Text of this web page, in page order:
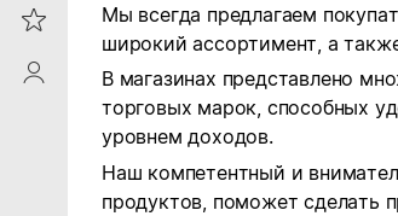
Reviews
ProfileSaby
Мы всегда предлагаем
широкий ассортимент, а
В магазинах представлено
торговых марок, способных
уровнем доходов.
Наш компетентный и
продуктов, поможет сделать